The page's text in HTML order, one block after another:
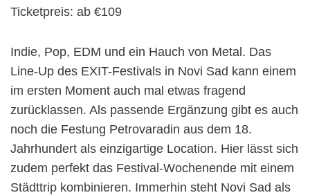
Ticketpreis: ab €109
Indie, Pop, EDM und ein Hauch von Metal. Das
Line-Up des EXIT-Festivals in Novi Sad kann einem
im ersten Moment auch mal etwas fragend
zurücklassen. Als passende Ergänzung gibt es auch
noch die Festung Petrovaradin aus dem 18.
Jahrhundert als einzigartige Location. Hier lässt sich
zudem perfekt das Festival-Wochenende mit einem
Städttrip kombinieren. Immerhin steht Novi Sad als